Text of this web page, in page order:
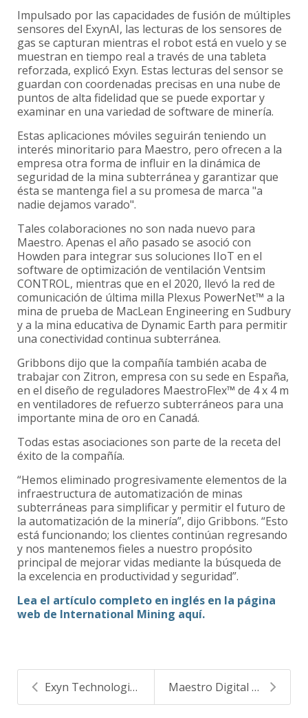
Impulsado por las capacidades de fusión de múltiples
sensores del ExynAI, las lecturas de los sensores de
gas se capturan mientras el robot está en vuelo y se
muestran en tiempo real a través de una tableta
reforzada, explicó Exyn. Estas lecturas del sensor se
guardan con coordenadas precisas en una nube de
puntos de alta fidelidad que se puede exportar y
examinar en una variedad de software de minería.
Estas aplicaciones móviles seguirán teniendo un
interés minoritario para Maestro, pero ofrecen a la
empresa otra forma de influir en la dinámica de
seguridad de la mina subterránea y garantizar que
ésta se mantenga fiel a su promesa de marca "a
nadie dejamos varado".
Tales colaboraciones no son nada nuevo para
Maestro. Apenas el año pasado se asoció con
Howden para integrar sus soluciones IIoT en el
software de optimización de ventilación Ventsim
CONTROL, mientras que en el 2020, llevó la red de
comunicación de última milla Plexus PowerNet™ a la
mina de prueba de MacLean Engineering en Sudbury
y a la mina educativa de Dynamic Earth para permitir
una conectividad continua subterránea.
Gribbons dijo que la compañía también acaba de
trabajar con Zitron, empresa con su sede en España,
en el diseño de reguladores MaestroFlex™ de 4 x 4 m
en ventiladores de refuerzo subterráneos para una
importante mina de oro en Canadá.
Todas estas asociaciones son parte de la receta del
éxito de la compañía.
“Hemos eliminado progresivamente elementos de la
infraestructura de automatización de minas
subterráneas para simplificar y permitir el futuro de
la automatización de la minería”, dijo Gribbons. “Esto
está funcionando; los clientes continúan regresando
y nos mantenemos fieles a nuestro propósito
principal de mejorar vidas mediante la búsqueda de
la excelencia en productividad y seguridad”.
Lea el artículo completo en inglés en la página
web de International Mining aquí.
Exyn Technologies y Maestro Digital Mine se asocia... Maestro Digital Mine agrega nueva herramienta de e...